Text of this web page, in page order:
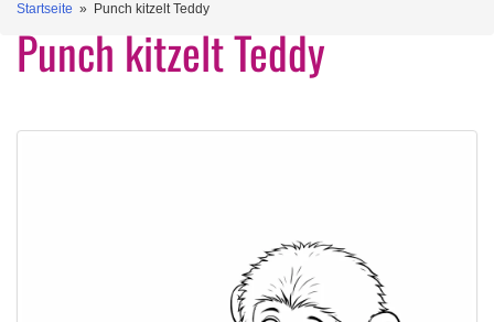
Startseite » Punch kitzelt Teddy
Punch kitzelt Teddy